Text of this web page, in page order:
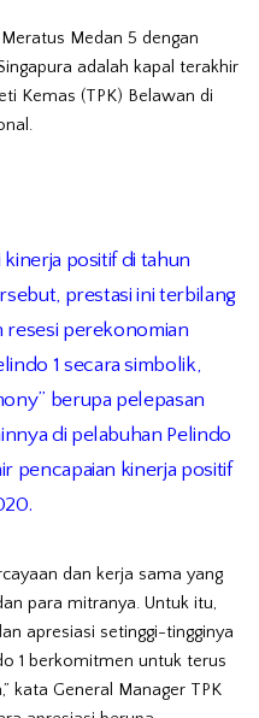
Medan 5 dengan
adalah kapal terakhir
Kemas (TPK) Belawan di
positif di tahun
prestasi ini terbilang
resesi perekonomian
1 secara simbolik,
berupa pelepasan
di pelabuhan Pelindo
pencapaian kinerja positif
dan kerja sama yang
para mitranya. Untuk itu,
apresiasi setinggi-tingginya
1 berkomitmen untuk terus
kata General Manager TPK